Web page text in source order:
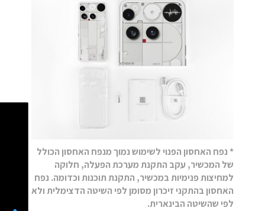
* נפח האחסון הפנוי לשימוש נמוך מנפח האחסון הכולל
של המכשיר, עקב התקנת מערכת הפעלה, חלוקה
למחיצות פנימיות במכשיר, התקנת תוכנות וכדומה. נפח
האחסון בהתקני זיכרון מסומן לפי השיטה הדצימלית ולא
לפי שהשיטה הבינארית.